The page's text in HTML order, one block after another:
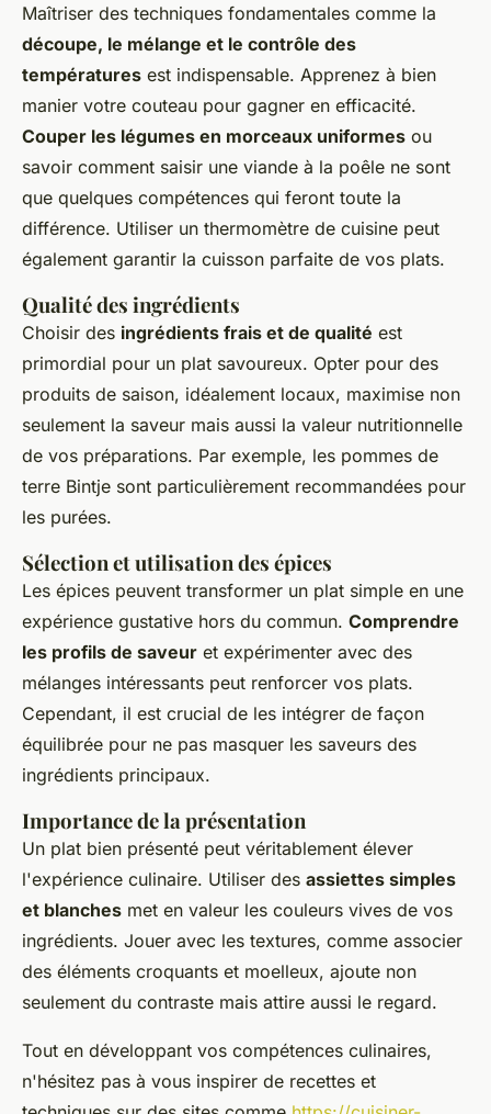
Maîtriser des techniques fondamentales comme la
découpe, le mélange et le contrôle des
températures est indispensable. Apprenez à bien
manier votre couteau pour gagner en efficacité.
Couper les légumes en morceaux uniformes ou
savoir comment saisir une viande à la poêle ne sont
que quelques compétences qui feront toute la
différence. Utiliser un thermomètre de cuisine peut
également garantir la cuisson parfaite de vos plats.
Qualité des ingrédients
Choisir des ingrédients frais et de qualité est
primordial pour un plat savoureux. Opter pour des
produits de saison, idéalement locaux, maximise non
seulement la saveur mais aussi la valeur nutritionnelle
de vos préparations. Par exemple, les pommes de
terre Bintje sont particulièrement recommandées pour
les purées.
Sélection et utilisation des épices
Les épices peuvent transformer un plat simple en une
expérience gustative hors du commun. Comprendre
les profils de saveur et expérimenter avec des
mélanges intéressants peut renforcer vos plats.
Cependant, il est crucial de les intégrer de façon
équilibrée pour ne pas masquer les saveurs des
ingrédients principaux.
Importance de la présentation
Un plat bien présenté peut véritablement élever
l'expérience culinaire. Utiliser des assiettes simples
et blanches met en valeur les couleurs vives de vos
ingrédients. Jouer avec les textures, comme associer
des éléments croquants et moelleux, ajoute non
seulement du contraste mais attire aussi le regard.
Tout en développant vos compétences culinaires,
n'hésitez pas à vous inspirer de recettes et